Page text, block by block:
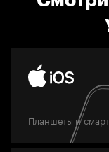
Планшеты и